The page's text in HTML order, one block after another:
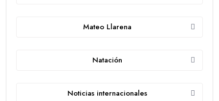
Mateo Llarena
Natación
Noticias internacionales